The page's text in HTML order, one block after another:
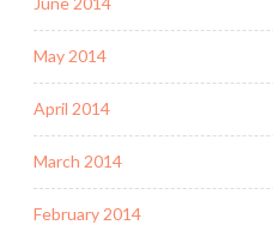
May 2014
April 2014
March 2014
February 2014